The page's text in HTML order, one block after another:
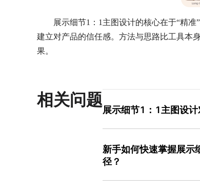
展示细节1：1主图设计的核心在于“精
建立对产品的信任感。方法与思路比工具本
果。
相关问题
展示细节1：1主图设
现：同时 上线 两组主图（一
率、加购率与转化率差异。例
新手如何快速掌握展示
径？